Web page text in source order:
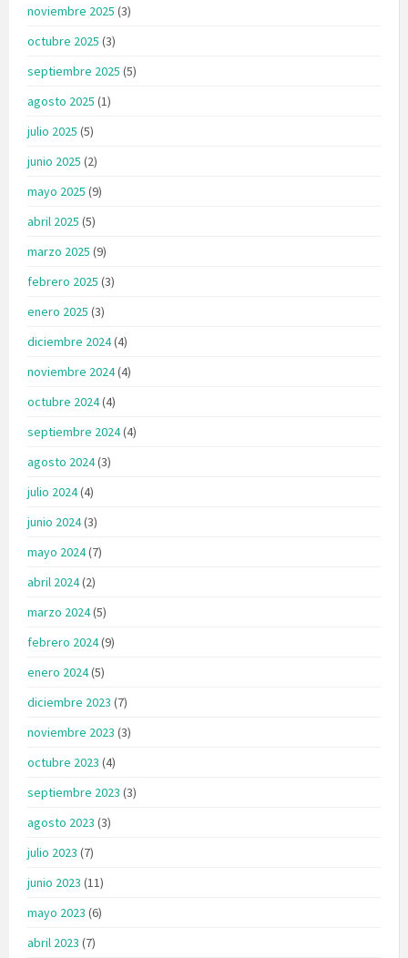
noviembre 2025 (3)
octubre 2025 (3)
septiembre 2025 (5)
agosto 2025 (1)
julio 2025 (5)
junio 2025 (2)
mayo 2025 (9)
abril 2025 (5)
marzo 2025 (9)
febrero 2025 (3)
enero 2025 (3)
diciembre 2024(4)
noviembre 2024(4)
octubre 2024(4)
septiembre 2024(4)
agosto 2024(3)
julio 2024(4)
junio 2024(3)
mayo 2024(7)
abril 2024(2)
marzo 2024(5)
febrero 2024(9)
enero 2024(5)
diciembre 2023 (7)
noviembre 2023 (3)
octubre 2023 (4)
septiembre 2023 (3)
agosto 2023 (3)
julio 2023 (7)
junio 2023 (11)
mayo 2023 (6)
abril 2023 (7)